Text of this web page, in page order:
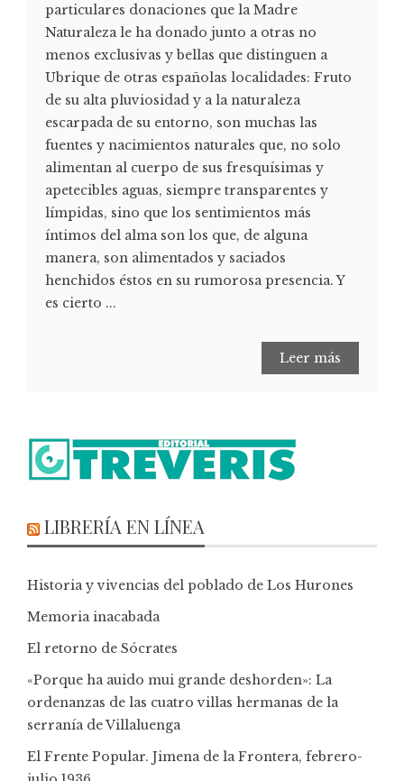
particulares donaciones que la Madre
Naturaleza le ha donado junto a otras no
menos exclusivas y bellas que distinguen a
Ubrique de otras españolas localidades: Fruto
de su alta pluviosidad y a la naturaleza
escarpada de su entorno, son muchas las
fuentes y nacimientos naturales que, no solo
alimentan al cuerpo de sus fresquísimas y
apetecibles aguas, siempre transparentes y
límpidas, sino que los sentimientos más
íntimos del alma son los que, de alguna
manera, son alimentados y saciados
henchidos éstos en su rumorosa presencia. Y
es cierto ...
Leer más
LIBRERÍA EN LÍNEA
Historia y vivencias del poblado de Los Hurones
Memoria inacabada
El retorno de Sócrates
«Porque ha auido mui grande deshorden»: La
ordenanzas de las cuatro villas hermanas de la
serranía de Villaluenga
El Frente Popular. Jimena de la Frontera, febrero-